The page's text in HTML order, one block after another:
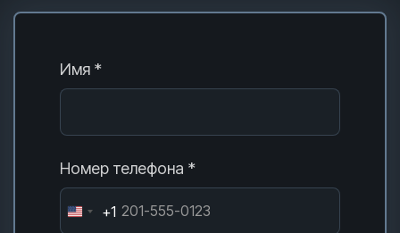
Имя *
Номер телефона *
+1